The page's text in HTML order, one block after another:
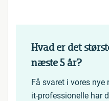
Hvad er det
næste 5 år?
Få svaret i vores nye
it-professionelle har